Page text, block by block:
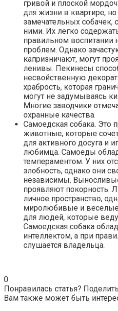
гривой и плоской
для жизни в квартире,
замечательных собачек,
ними. Их легко
правильном воспитании
проблем. Однако
капризничают, могут
ленивы. Пекинесы
несвойственную
храбрость, которая
могут не задумываясь
Многие заводчики
охранные качества.
Самоедская собака.
животные, которые
для активного досуга и
любимца. Самоеды
темпераментом. У них
злобность, однако они
независимы.
проявляют покорность.
личное пространство,
миролюбивые и
для людей, которые
Самоедская собака
интеллектом, а при
слушается владельца.
0
Понравилась статья?
Вам также может быть